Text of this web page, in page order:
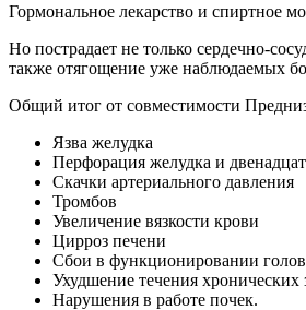
Гормональное лекарство и спиртное
Но пострадает не только сердечно-
также отягощение уже наблюдаемых
Общий итог от совместимости
Язва желудка
Перфорация желудка и
Скачки артериального давления
Тромбов
Увеличение вязкости крови
Цирроз печени
Сбои в функционировании
Ухудшение течения хронических
Нарушения в работе почек.